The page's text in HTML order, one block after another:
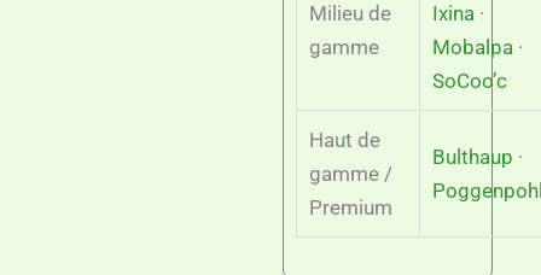
Milieu de
gamme
Ixina ·
Mobalpa ·
SoCoo’c
Haut de
gamme /
Premium
Bulthaup ·